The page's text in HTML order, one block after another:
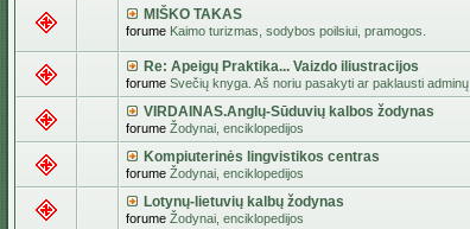
MIŠKO TAKAS
forume Kaimo turizmas, sodybos poilsiui, pramogos.
Re: Apeigų Praktika... Vaizdo iliustracijos
forume Svečių knyga. Aš noriu pasakyti ar paklausti adminų
VIRDAINAS.Anglų-Sūduvių kalbos žodynas
forume Žodynai, enciklopedijos
Kompiuterinės lingvistikos centras
forume Žodynai, enciklopedijos
Lotynų-lietuvių kalbų žodynas
forume Žodynai, enciklopedijos